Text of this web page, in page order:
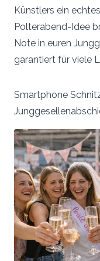
Künstlers ein
Polterabend-Idee
Note in euren
garantiert für viele
Smartphone